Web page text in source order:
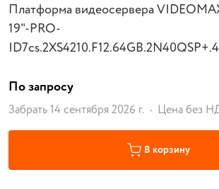
Платформа видеосервера
19"-PRO-
По запросу
Забрать 14 сентября 2026 г. Цена без
В корзину